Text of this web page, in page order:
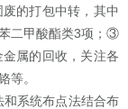
的打包中转，其中
二甲酸酯类3项； ③
属的回收，关注各
等。
系统布点法结合布